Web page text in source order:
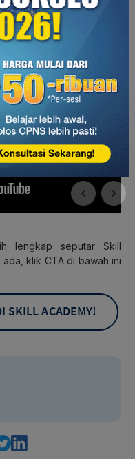
dari Skill Academy.
,
.
lengkap seputar Skill
klik CTA di bawah ini